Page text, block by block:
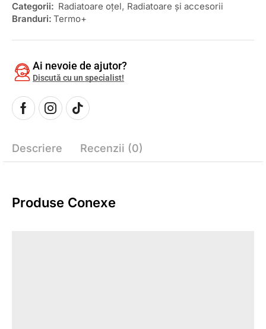
Categorii: Radiatoare oțel, Radiatoare și accesorii
Branduri: Termo+
Ai nevoie de ajutor?
Discută cu un specialist!
Descriere Recenzii (0)
Produse Conexe